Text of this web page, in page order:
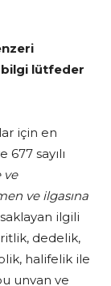
bilgi lütfeder
için en
sayılı
ve
ve ilgasına
ilgili
dedelik,
halifelik ile
unvan ve